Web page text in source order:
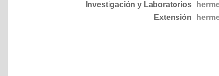
Investigación y Laboratorios
Extensión